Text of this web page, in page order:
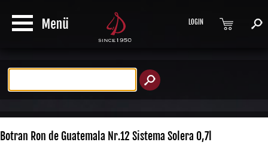
LOGIN
Botran Ron de Guatemala Nr.12 Sistema Solera 0,7l